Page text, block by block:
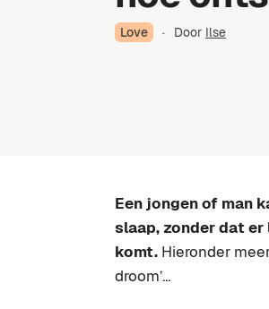
Love · Door Ilse
Een jongen of man
slaap, zonder dat
komt. Hieronder
droom’…